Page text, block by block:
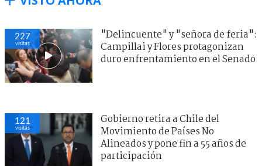
227
visitas
"Delincuente" y "señora de feria":
Campillai y Flores protagonizan
duro enfrentamiento en el Senado
121
visitas
Gobierno retira a Chile del
Movimiento de Países No
Alineados y pone fin a 55 años de
participación